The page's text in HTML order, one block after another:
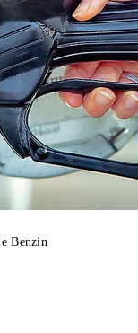
Benzin